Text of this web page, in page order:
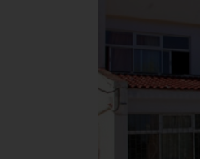
ΚΑΤΟΙΚΙΔΙΟ
ΑΓΓΕΛΙΕΣ